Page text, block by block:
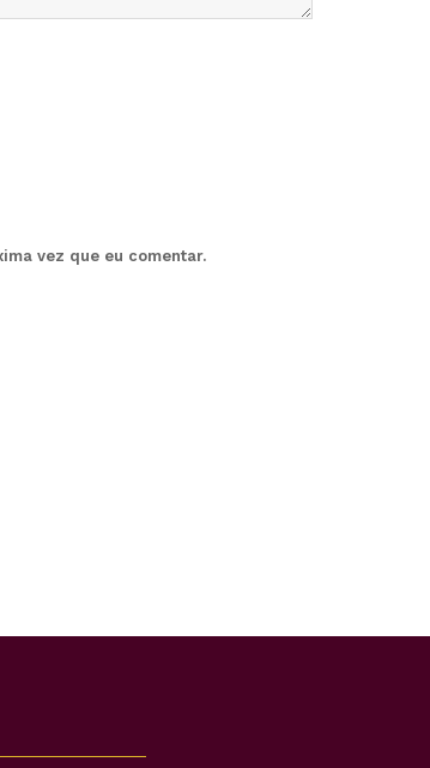
vez que eu comentar.